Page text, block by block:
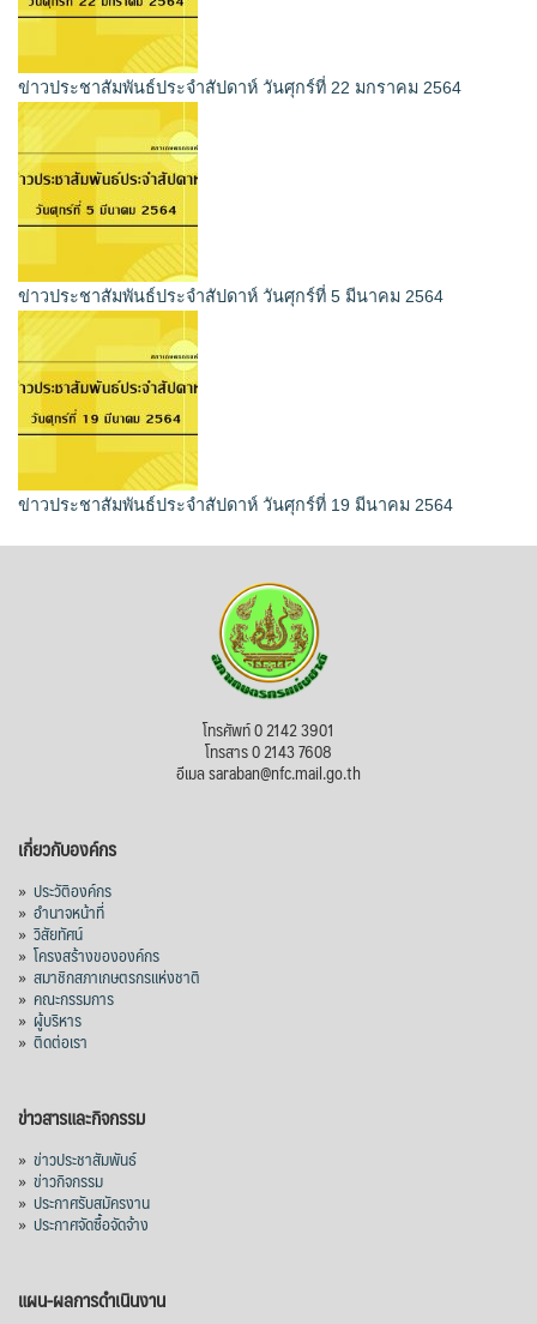
ข่าวประชาสัมพันธ์ประจำสัปดาห์ วันศุกร์ที่ 22 มกราคม 2564
ข่าวประชาสัมพันธ์ประจำสัปดาห์ วันศุกร์ที่ 5 มีนาคม 2564
ข่าวประชาสัมพันธ์ประจำสัปดาห์ วันศุกร์ที่ 19 มีนาคม 2564
โทรศัพท์ 0 2142 3901
โทรสาร 0 2143 7608
อีเมล saraban@nfc.mail.go.th
เกี่ยวกับองค์กร
» ประวัติองค์กร
» อำนาจหน้าที่
» วิสัยทัศน์
» โครงสร้างขององค์กร
» สมาชิกสภาเกษตรกรแห่งชาติ
» คณะกรรมการ
» ผู้บริหาร
» ติดต่อเรา
ข่าวสารและกิจกรรม
» ข่าวประชาสัมพันธ์
» ข่าวกิจกรรม
» ประกาศรับสมัครงาน
» ประกาศจัดซื้อจัดจ้าง
แผน-ผลการดำเนินงาน